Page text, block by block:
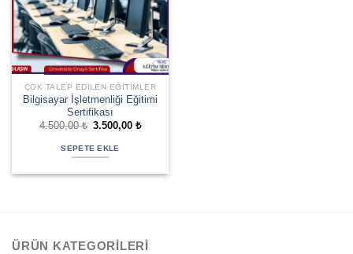
ÇOK TALEP EDILEN EĞITIMLER
Bilgisayar İşletmenliği Eğitimi
Sertifikası
4.500,00₺ Orijinal
4.500,00 ₺.
3.500,00₺Şu
SEPETE EKLE
ÜRÜN KATEGORILERI